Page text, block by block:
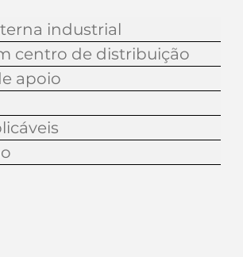
industrial
centro de distribuição
apoio